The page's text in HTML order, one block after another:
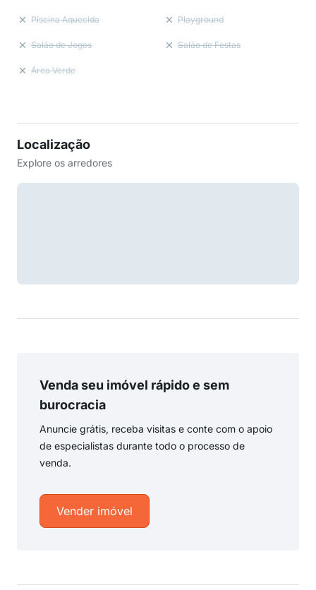
Piscina Aquecida Playground
Salão de Jogos Salão de Festas
Área Verde
Localização
Explore os arredores
Venda seu imóvel rápido e sem
burocracia
Anuncie grátis, receba visitas e conte com o apoio
de especialistas durante todo o processo de
venda.
Vender imóvel